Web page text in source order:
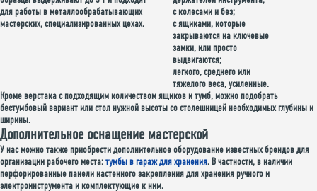
для работы в металлообрабатывающих
мастерских, специализированных цехах.
с колесами и без;
с ящиками, которые
закрываются на ключевые
замки, или просто
выдвигаются;
легкого, среднего или
тяжелого веса, усиленные.
Кроме верстака с подходящим количеством ящиков и тумб, можно подобрать
бестумбовый вариант или стол нужной высоты со столешницей необходимых глубины и
ширины.
Дополнительное оснащение мастерской
У нас можно также приобрести дополнительное оборудование известных брендов для
организации рабочего места:тумбы в гараж для хранения. В частности, в наличии
перфорированные панели настенного закрепления для хранения ручного и
электроинструмента и комплектующие к ним.